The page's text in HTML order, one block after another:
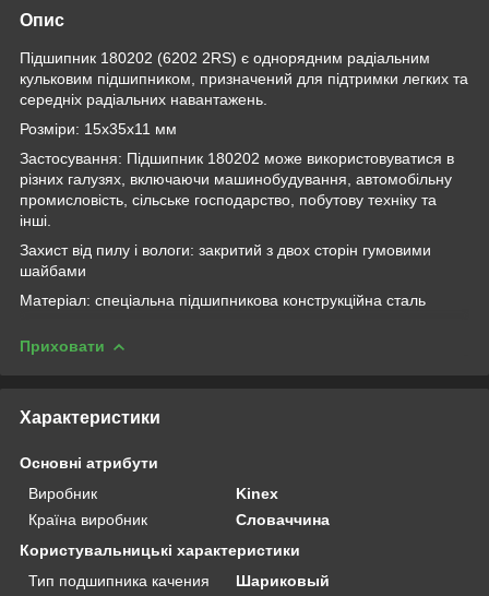
Опис
Підшипник 180202 (6202 2RS) є однорядним радіальним
кульковим підшипником, призначений для підтримки легких та
середніх радіальних навантажень.
Розміри: 15х35х11 мм
Застосування: Підшипник 180202 може використовуватися в
різних галузях, включаючи машинобудування, автомобільну
промисловість, сільське господарство, побутову техніку та
інші.
Захист від пилу і вологи: закритий з двох сторін гумовими
шайбами
Матеріал: спеціальна підшипникова конструкційна сталь
Приховати
Характеристики
Основні атрибути
Виробник
Kinex
Країна виробник
Словаччина
Користувальницькі характеристики
Тип подшипника качения
Шариковый